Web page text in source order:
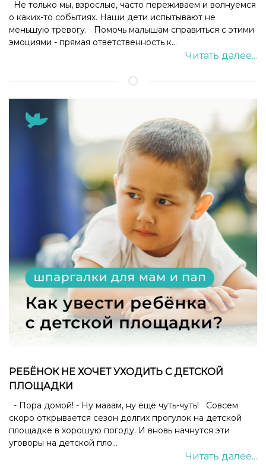
Не только мы, взрослые, часто переживаем и волнуемся
о каких-то событиях. Наши дети испытывают не
меньшую тревогу. Помочь малышам справиться с этими
эмоциями - прямая ответственность к...
Читать далее...
РЕБЁНОК НЕ ХОЧЕТ УХОДИТЬ С ДЕТСКОЙ
ПЛОЩАДКИ
- Пора домой! - Ну мааам, ну ещё чуть-чуть! Совсем
скоро открывается сезон долгих прогулок на детской
площадке в хорошую погоду. И вновь начнутся эти
уговоры на детской пло...
Читать далее...